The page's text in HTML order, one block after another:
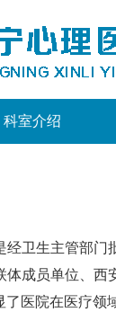
科室介绍
经卫生主管部门
体成员单位、
了医院在医疗领